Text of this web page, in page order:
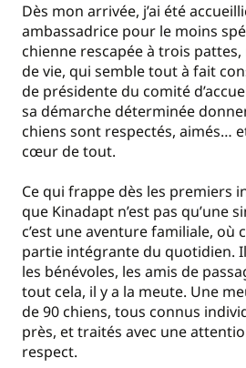
Dès mon arrivée, j’ai été
ambassadrice pour le moins
chienne rescapée à trois
de vie, qui semble tout à fait
de présidente du comité
sa démarche déterminée
chiens sont respectés, aimés…
cœur de tout.
Ce qui frappe dès les premiers
que Kinadapt n’est pas qu’une
c’est une aventure familiale, où
partie intégrante du quotidien.
les bénévoles, les amis de
tout cela, il y a la meute. Une
de 90 chiens, tous connus
près, et traités avec une
respect.